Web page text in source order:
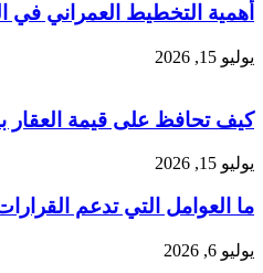
أهمية التخطيط العمراني في
يوليو 15, 2026
كيف تحافظ على قيمة العقار
يوليو 15, 2026
ما العوامل التي تدعم
يوليو 6, 2026